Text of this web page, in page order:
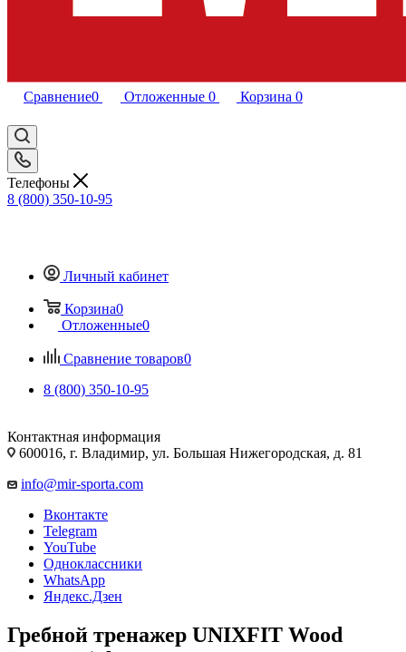
Сравнение0 Отложенные 0 Корзина 0
Телефоны
8 (800) 350-10-95
Личный кабинет
Корзина0
Отложенные0
Сравнение товаров0
8 (800) 350-10-95
Контактная информация
600016, г. Владимир, ул. Большая Нижегородская, д. 81
info@mir-sporta.com
Вконтакте
Telegram
YouTube
Одноклассники
WhatsApp
Яндекс.Дзен
Гребной тренажер UNIXFIT Wood